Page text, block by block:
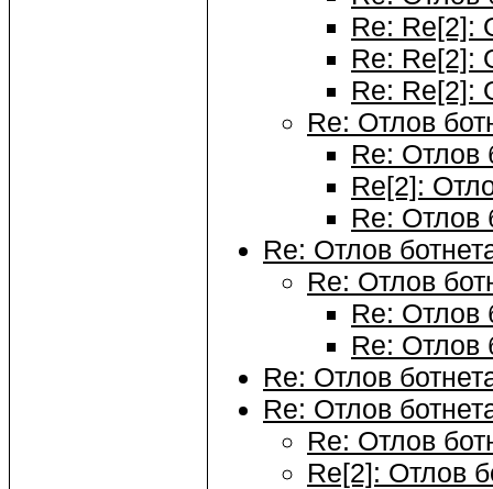
Re: Re[2]:
Re: Re[2]:
Re: Re[2]:
Re: Отлов
Re: Отлов
Re[2]:
Re: Отлов
Re: Отлов
Re: Отлов
Re: Отлов
Re: Отлов
Re: Отлов
Re: Отлов
Re: Отлов
Re[2]: Отлов